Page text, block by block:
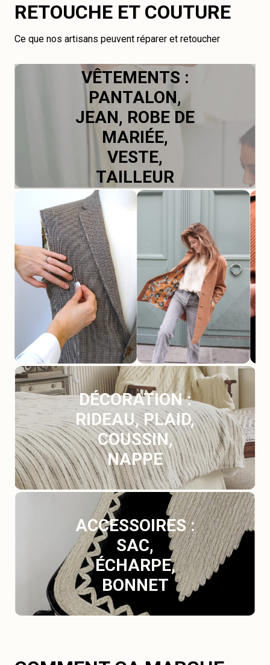
RETOUCHE ET COUTURE
Ce que nos artisans peuvent réparer et retoucher
VÊTEMENTS :
PANTALON,
JEAN, ROBE DE
MARIÉE,
VESTE,
TAILLEUR
DÉCORATION :
RIDEAU, PLAID,
COUSSIN,
NAPPE
ACCESSOIRES :
SAC,
ÉCHARPE,
BONNET